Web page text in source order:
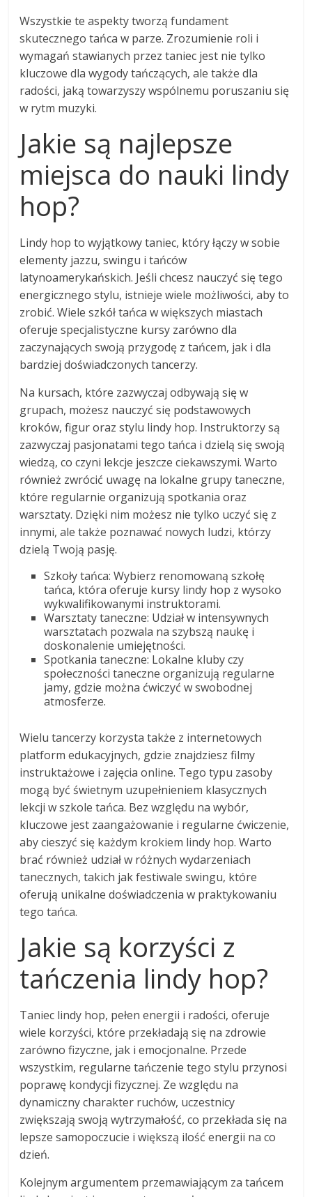
Wszystkie te aspekty tworzą fundament
skutecznego tańca w parze. Zrozumienie roli i
wymagań stawianych przez taniec jest nie tylko
kluczowe dla wygody tańczących, ale także dla
radości, jaką towarzyszy wspólnemu poruszaniu się
w rytm muzyki.
Jakie są najlepsze
miejsca do nauki lindy
hop?
Lindy hop to wyjątkowy taniec, który łączy w sobie
elementy jazzu, swingu i tańców
latynoamerykańskich. Jeśli chcesz nauczyć się tego
energicznego stylu, istnieje wiele możliwości, aby to
zrobić. Wiele szkół tańca w większych miastach
oferuje specjalistyczne kursy zarówno dla
zaczynających swoją przygodę z tańcem, jak i dla
bardziej doświadczonych tancerzy.
Na kursach, które zazwyczaj odbywają się w
grupach, możesz nauczyć się podstawowych
kroków, figur oraz stylu lindy hop. Instruktorzy są
zazwyczaj pasjonatami tego tańca i dzielą się swoją
wiedzą, co czyni lekcje jeszcze ciekawszymi. Warto
również zwrócić uwagę na lokalne grupy taneczne,
które regularnie organizują spotkania oraz
warsztaty. Dzięki nim możesz nie tylko uczyć się z
innymi, ale także poznawać nowych ludzi, którzy
dzielą Twoją pasję.
Szkoły tańca: Wybierz renomowaną szkołę
tańca, która oferuje kursy lindy hop z wysoko
wykwalifikowanymi instruktorami.
Warsztaty taneczne: Udział w intensywnych
warsztatach pozwala na szybszą naukę i
doskonalenie umiejętności.
Spotkania taneczne: Lokalne kluby czy
społeczności taneczne organizują regularne
jamy, gdzie można ćwiczyć w swobodnej
atmosferze.
Wielu tancerzy korzysta także z internetowych
platform edukacyjnych, gdzie znajdziesz filmy
instruktażowe i zajęcia online. Tego typu zasoby
mogą być świetnym uzupełnieniem klasycznych
lekcji w szkole tańca. Bez względu na wybór,
kluczowe jest zaangażowanie i regularne ćwiczenie,
aby cieszyć się każdym krokiem lindy hop. Warto
brać również udział w różnych wydarzeniach
tanecznych, takich jak festiwale swingu, które
oferują unikalne doświadczenia w praktykowaniu
tego tańca.
Jakie są korzyści z
tańczenia lindy hop?
Taniec lindy hop, pełen energii i radości, oferuje
wiele korzyści, które przekładają się na zdrowie
zarówno fizyczne, jak i emocjonalne. Przede
wszystkim, regularne tańczenie tego stylu przynosi
poprawę kondycji fizycznej. Ze względu na
dynamiczny charakter ruchów, uczestnicy
zwiększają swoją wytrzymałość, co przekłada się na
lepsze samopoczucie i większą ilość energii na co
dzień.
Kolejnym argumentem przemawiającym za tańcem